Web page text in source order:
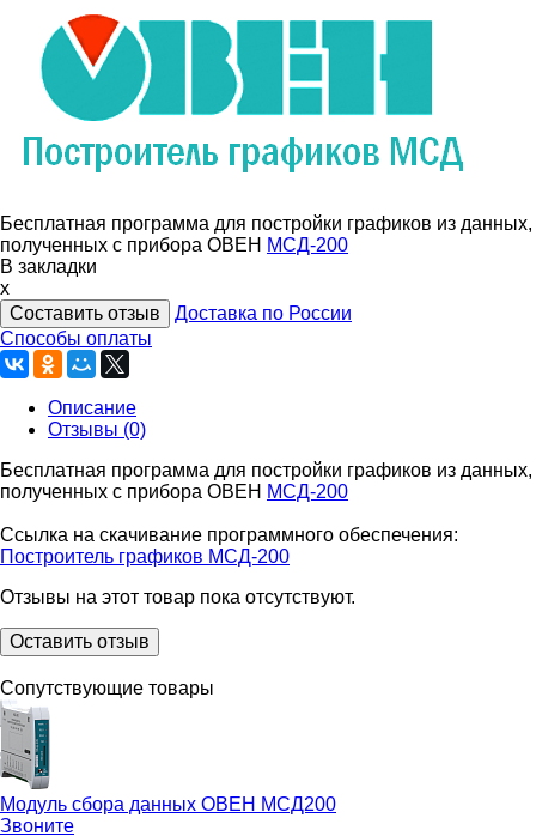
Бесплатная программа для постройки графиков из данных,
полученных с прибора ОВЕН МСД-200
В закладки
x
Составить отзыв
Доставка по России
Способы оплаты
Описание
Отзывы (0)
Бесплатная программа для постройки графиков из данных,
полученных с прибора ОВЕН МСД-200
Ссылка на скачивание программного обеспечения:
Построитель графиков МСД-200
Отзывы на этот товар пока отсутствуют.
Оставить отзыв
Сопутствующие товары
Модуль сбора данных ОВЕН МСД200
Звоните